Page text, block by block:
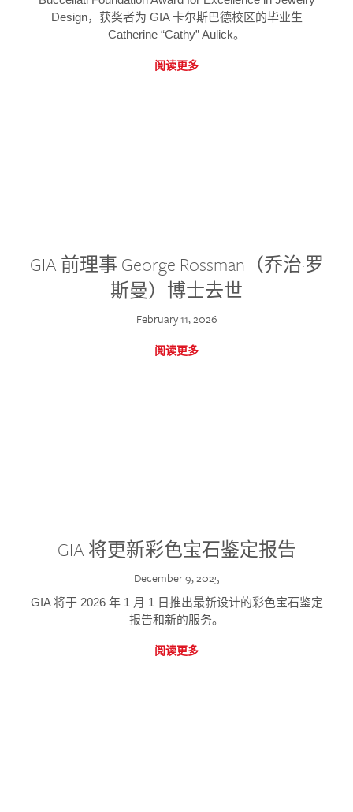
Design，获奖者为 GIA 卡尔斯巴德校区的毕业生
Catherine “Cathy” Aulick。
阅读更多
GIA 前理事 George Rossman（乔治·罗
斯曼）博士去世
February 11, 2026
阅读更多
GIA 将更新彩色宝石鉴定报告
December 9, 2025
GIA 将于 2026 年 1 月 1 日推出最新设计的彩色宝石鉴定
报告和新的服务。
阅读更多